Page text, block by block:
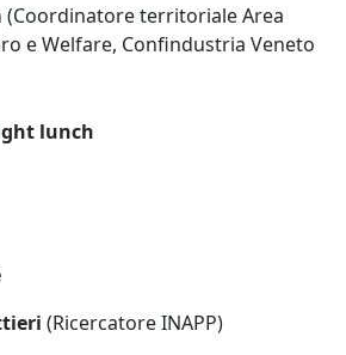
(Coordinatore territoriale Area
e Welfare, Confindustria Veneto
lunch
(Ricercatore INAPP)